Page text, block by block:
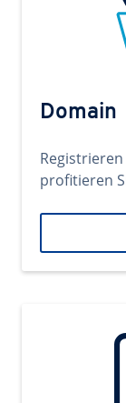
Domain
profitieren